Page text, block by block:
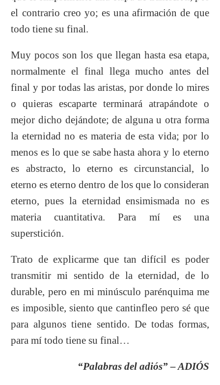
el contrario creo yo; es una afirmación de que
todo tiene su final.
Muy pocos son los que llegan hasta esa etapa,
normalmente el final llega mucho antes del
final y por todas las aristas, por donde lo mires
o quieras escaparte terminará atrapándote o
mejor dicho dejándote; de alguna u otra forma
la eternidad no es materia de esta vida; por lo
menos es lo que se sabe hasta ahora y lo eterno
es abstracto, lo eterno es circunstancial, lo
eterno es eterno dentro de los que lo consideran
eterno, pues la eternidad ensimismada no es
materia cuantitativa. Para mí es una
superstición.
Trato de explicarme que tan difícil es poder
transmitir mi sentido de la eternidad, de lo
durable, pero en mi minúsculo parénquima me
es imposible, siento que cantinfleo pero sé que
para algunos tiene sentido. De todas formas,
para mí todo tiene su final…
“Palabras del adiós” – ADIÓS